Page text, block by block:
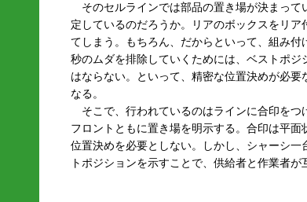
そのセルラインでは部品の置き場が決まって
定しているのだろうか。リアのボックスをリ
てしまう。もちろん、だからといって、組み
秒のムダを排除していくためには、ベストポ
はならない。といって、精密な位置決めが必
なる。
そこで、行われているのはラインに合印をつ
フロントともに置き場を明示する。合印は平
位置決めを必要としない。しかし、シャーシ
トポジションを示すことで、供給者と作業者